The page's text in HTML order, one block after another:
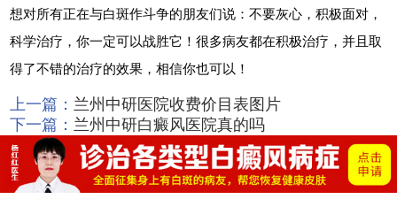
想对所有正在与白斑作斗争的朋友们说：不要灰心，积极面对，
科学治疗，你一定可以战胜它！很多病友都在积极治疗，并且取
得了不错的治疗的效果，相信你也可以！
上一篇： 兰州中研医院收费价目表图片
下一篇： 兰州中研白癜风医院真的吗